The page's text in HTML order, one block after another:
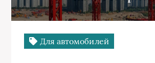
Для автомобилей